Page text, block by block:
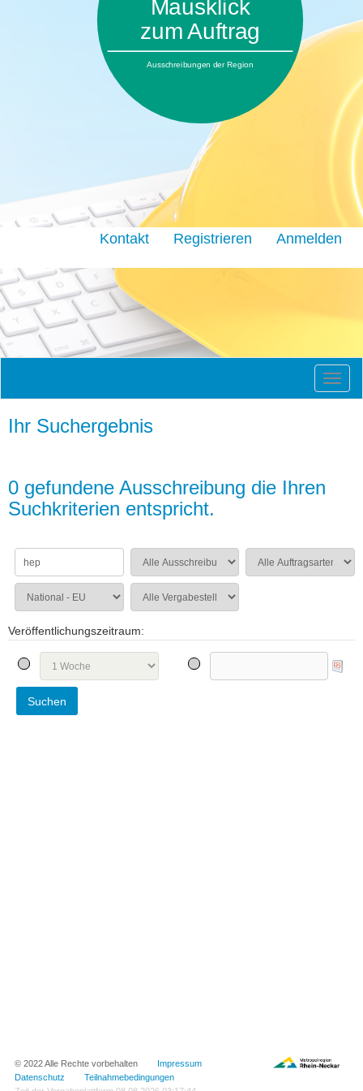
Mausklick
zum Auftrag
Ausschreibungen der Region
Kontakt Registrieren Anmelden
Ihr Suchergebnis
0 gefundene Ausschreibung die Ihren
Suchkriterien entspricht.
Veröffentlichungszeitraum:
© 2022 Alle Rechte vorbehalten Impressum
Datenschutz
Teilnahmebedingungen